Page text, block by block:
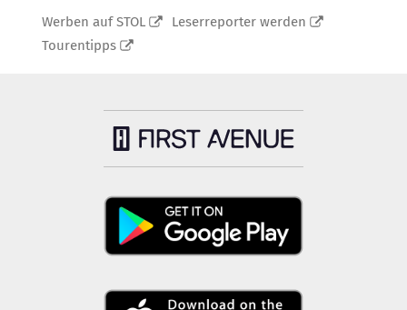
Werben auf STOL
Leserreporter werden
Tourentipps